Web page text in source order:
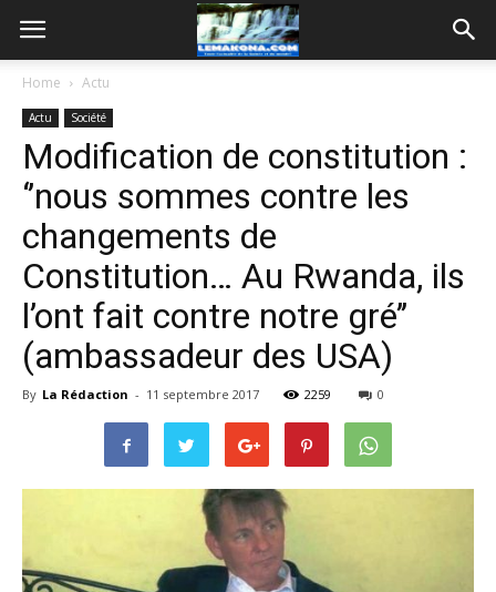
Home Actu
Actu Société
Modification de constitution :
‘’nous sommes contre les
changements de
Constitution… Au Rwanda, ils
l’ont fait contre notre gré’’
(ambassadeur des USA)
By La Rédaction - 11 septembre 2017 2259 0